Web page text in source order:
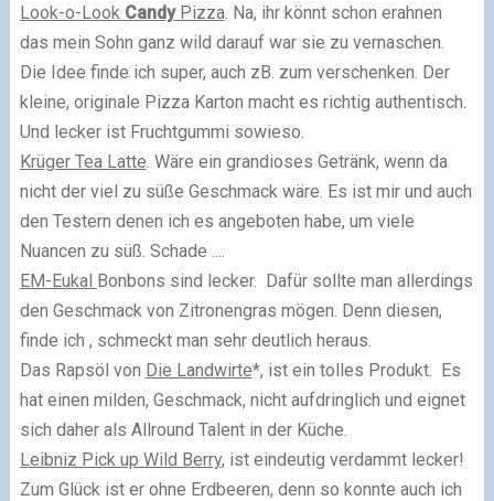
Look-o-Look CandyPizza. Na, ihr könnt schon erahnen
das mein Sohn ganz wild darauf war sie zu vernaschen.
Die Idee finde ich super, auch zB. zum verschenken. Der
kleine, originale Pizza Karton macht es richtig authentisch.
Und lecker ist Fruchtgummi sowieso.
Krüger Tea Latte. Wäre ein grandioses Getränk, wenn da
nicht der viel zu süße Geschmack wäre. Es ist mir und auch
den Testern denen ich es angeboten habe, um viele
Nuancen zu süß. Schade ....
EM-Eukal Bonbons sind lecker. Dafür sollte man allerdings
den Geschmack von Zitronengras mögen. Denn diesen,
finde ich , schmeckt man sehr deutlich heraus.
Das Rapsöl von Die Landwirte*, ist ein tolles Produkt. Es
hat einen milden, Geschmack, nicht aufdringlich und eignet
sich daher als Allround Talent in der Küche.
Leibniz Pick up Wild Berry, ist eindeutig verdammt lecker!
Zum Glück ist er ohne Erdbeeren, denn so konnte auch ich